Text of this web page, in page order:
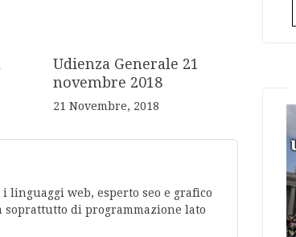
Udienza Generale 21
novembre 2018
21 Novembre, 2018
linguaggi web, esperto seo e grafico
di programmazione lato